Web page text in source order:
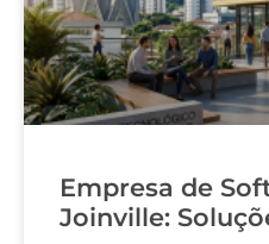
Empresa de
Joinville: